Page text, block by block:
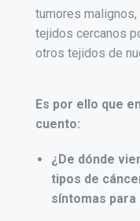
tumores
tejidos cercanos
otros tejidos de
Es por ello que
cuento:
¿De dónde
tipos de
síntomas